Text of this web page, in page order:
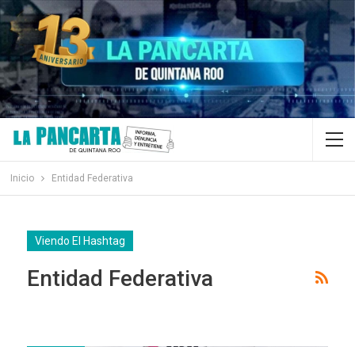
Inicio Entidad Federativa
Viendo El Hashtag
Entidad Federativa